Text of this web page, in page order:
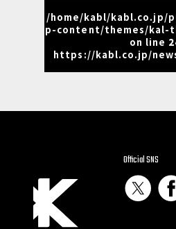
/home/kabl/kabl.co.jp/
p-content/themes/kal-
on line
https://kabl.co.jp/
Official SNS